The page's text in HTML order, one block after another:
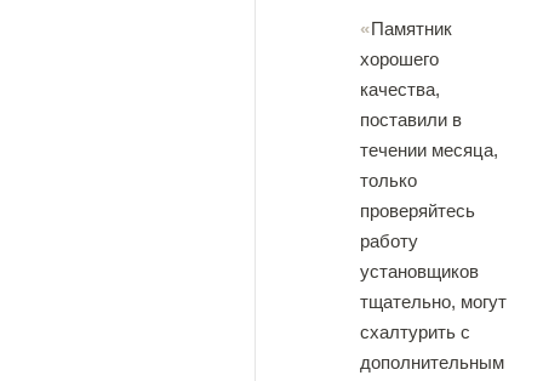
Памятник
хорошего
качества,
поставили в
течении месяца,
только
проверяйтесь
работу
установщиков
тщательно, могут
схалтурить с
дополнительным